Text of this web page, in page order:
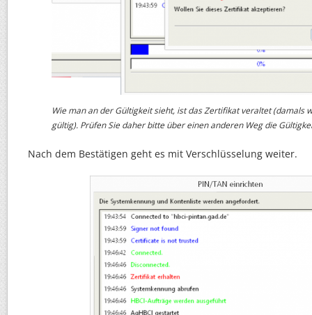
Wie man an der Gültigkeit sieht, ist das Zertifikat veraltet (damals
gültig). Prüfen Sie daher bitte über einen anderen Weg die
Nach dem Bestätigen geht es mit Verschlüsselung weiter.